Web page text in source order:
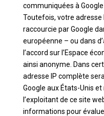
communiquées à
Toutefois, votre
raccourcie par Google
européenne – ou dans
l’accord sur l’Espace
ainsi anonyme. Dans
adresse IP complète
Google aux États-Unis
l’exploitant de ce site
informations pour